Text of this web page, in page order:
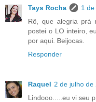
Tays Rocha
1
Rô, que alegria prá
postei o LO inteiro,
por aqui. Beijocas.
Responder
Raquel 2 de julho de
Lindooo.....eu vi seu